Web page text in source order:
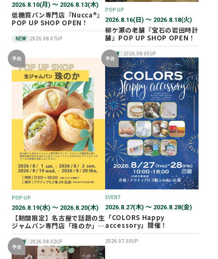
2026.8.10(月) 〜 2026.8.13(木)
低糖質パン専門店『Nucca®』
POP UP SHOP OPEN！
NEW 2026.08.07UP
POP UP
2026.8.16(日) 〜 2026.8.18(火)
柳ケ瀬の老舗『宝石の岩田時計
舗』POP UP SHOP OPEN！
NEW 2026.08.05UP
予告
POP UP
2026.8.19(水) 〜 2026.8.20(木)
【期間限定】名古屋で話題の生
ジャムパン専門店「珠のか」
POP UP SHOP
NEW 2026.08.02UP
予告
EVENT
2026.8.27(木) 〜 2026.8.28(金)
「COLORS Happy
accessory」開催！
2026.07.30UP
予告